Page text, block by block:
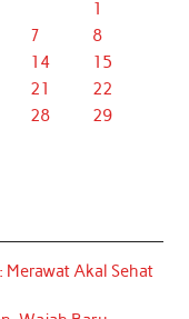
1
7
8
14
15
21
22
28
29
Akal Sehat